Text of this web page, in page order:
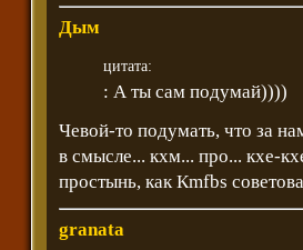
Дым
цитата:
: А ты сам подумай))))
Чевой-то подумать, что за
в смысле... кхм... про... кхе-
простынь, как Кmfbs
granata